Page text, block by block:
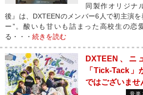
同製作オリジナ
後』は、DXTEENのメンバー6人で初主演
ー”。酸いも甘いも詰まった高校生の恋
る・・・ 続きを読む
DXTEEN、ニ
「Tick-Tack
ではございませ
音楽